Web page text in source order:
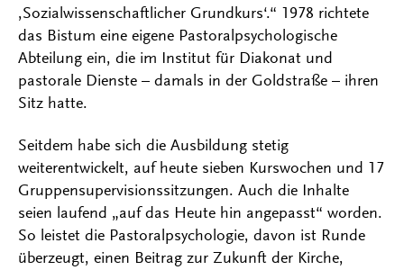
,Sozialwissenschaftlicher Grundkurs‘.“ 1978 richtete
das Bistum eine eigene Pastoralpsychologische
Abteilung ein, die im Institut für Diakonat und
pastorale Dienste – damals in der Goldstraße – ihren
Sitz hatte.
Seitdem habe sich die Ausbildung stetig
weiterentwickelt, auf heute sieben Kurswochen und 17
Gruppensupervisionssitzungen. Auch die Inhalte
seien laufend „auf das Heute hin angepasst“ worden.
So leistet die Pastoralpsychologie, davon ist Runde
überzeugt, einen Beitrag zur Zukunft der Kirche,